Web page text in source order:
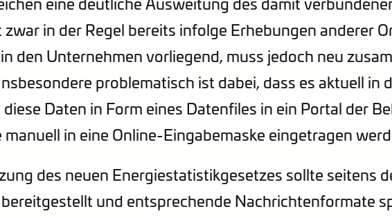
in der Regel bereits infolge Erhebungen anderer
den Unternehmen vorliegend, muss jedoch neu
problematisch ist dabei, dass es aktuell in
Daten in Form eines Datenfiles in ein Portal der
manuell in eine Online-Eingabemaske eingetragen
des neuen Energiestatistikgesetzes sollte seitens
und entsprechende Nachrichtenformate